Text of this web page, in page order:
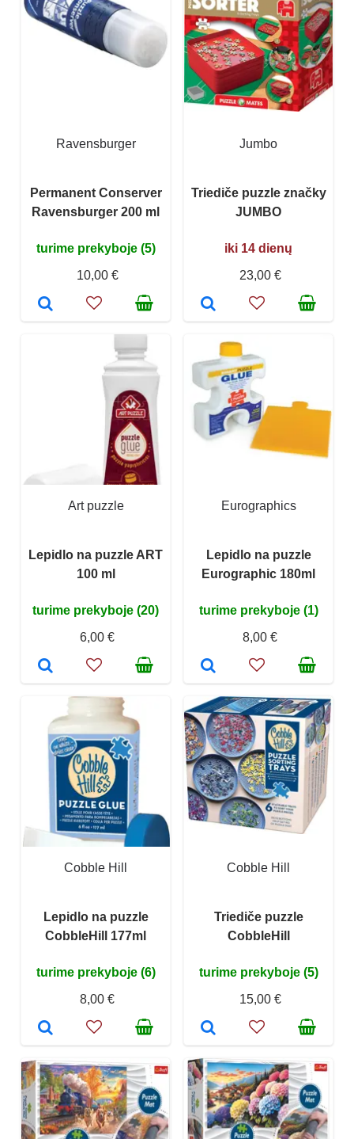
Ravensburger
Permanent Conserver
Ravensburger 200 ml
turime prekyboje (5)
10,00 €
Jumbo
Triediče puzzle značky
JUMBO
iki 14 dienų
23,00 €
Art puzzle
Lepidlo na puzzle ART
100 ml
turime prekyboje (20)
6,00 €
Eurographics
Lepidlo na puzzle
Eurographic 180ml
turime prekyboje (1)
8,00 €
Cobble Hill
Lepidlo na puzzle
CobbleHill 177ml
turime prekyboje (6)
8,00 €
Cobble Hill
Triediče puzzle
CobbleHill
turime prekyboje (5)
15,00 €